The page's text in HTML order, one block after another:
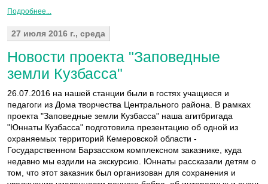
Подробнее...
27 июля 2016 г., среда
Новости проекта "Заповедные
земли Кузбасса"
26.07.2016 на нашей станции были в гостях учащиеся и
педагоги из Дома творчества Центрального района. В рамках
проекта "Заповедные земли Кузбасса" наша агитбригада
"Юннаты Кузбасса" подготовила презентацию об одной из
охраняемых территорий Кемеровской области -
Государственном Барзасском комплексном заказнике, куда
недавно мы ездили на экскурсию. Юннаты рассказали детям о
том, что этот заказник был организован для сохранения и